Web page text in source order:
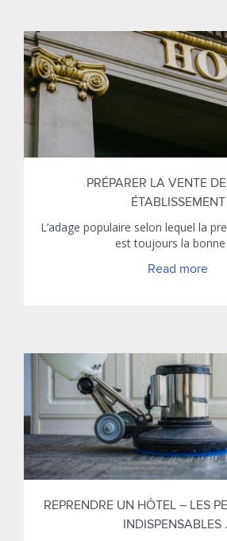
PRÉPARER LA VENTE
ÉTABLISSEMENT
L’adage populaire selon lequel la
est toujours la bonne
Read more
REPRENDRE UN HÔTEL – LES
INDISPENSABLES